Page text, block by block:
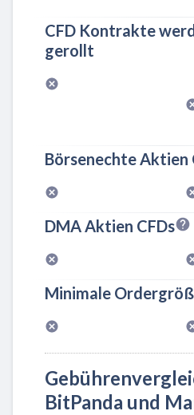
CFD Kontrakte
gerollt
Börsenechte Aktien
DMA Aktien CFDs
Minimale
BitPanda und